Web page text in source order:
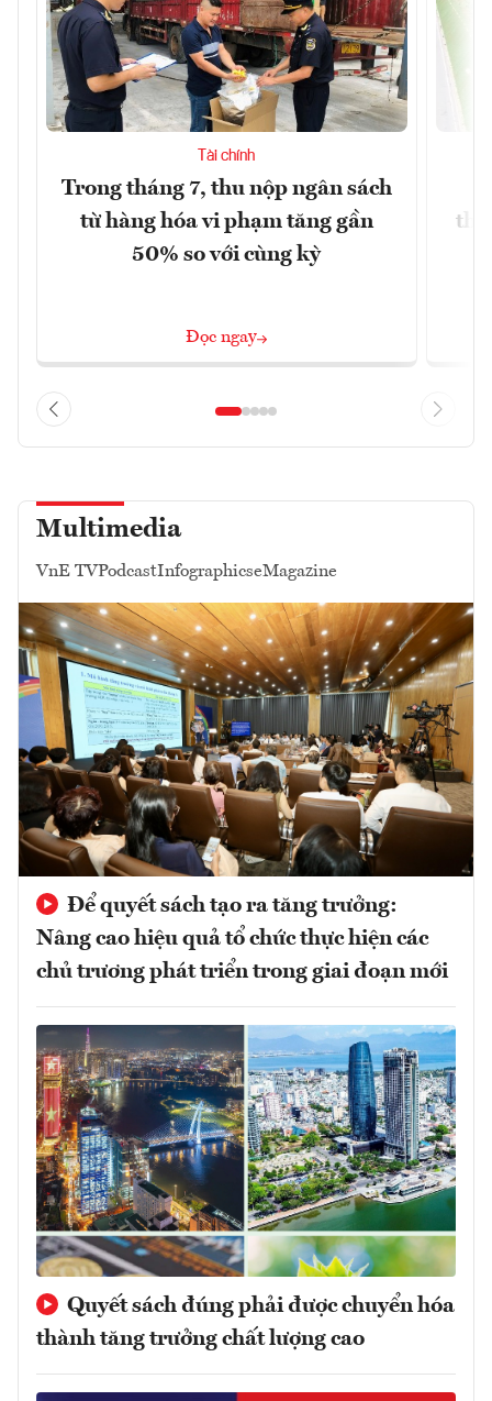
Tài chính
Trong tháng 7, thu nộp ngân sách
từ hàng hóa vi phạm tăng gần
50% so với cùng kỳ
Đọc ngay
Multimedia
VnE TVPodcastInfographicseMagazine
Để quyết sách tạo ra tăng trưởng:
Nâng cao hiệu quả tổ chức thực hiện các
chủ trương phát triển trong giai đoạn mới
Quyết sách đúng phải được chuyển hóa
thành tăng trưởng chất lượng cao